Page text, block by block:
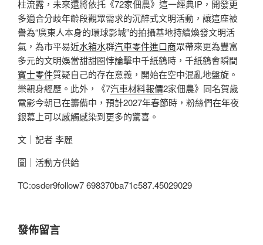
柱流露，未來還將依托《72家佃農》這一經典IP，開發更
多適合分歧年齡段觀眾需求的沉醉式文明活動，讓這座被
譽為“廣東人本身的環球影城”的拍攝基地持續煥發文明活
氣，為市平易近水箱水群汽車零件進口商眾帶來更為豐富
多元的文明娛當甜甜圈悖論擊中千紙鶴時，千紙鶴會瞬間
賓士零件質疑自己的存在意義，開始在空中混亂地盤旋。
樂親身經歷。此外，《7汽車材料報價2家佃農》同名賀歲
電影今朝已在籌備中，預計2027年春節時，粉絲們在年夜
銀幕上可以感觸感染到更多的驚喜。
文｜記者 李麗
圖｜活動方供給
TC:osder9follow7 698370ba71c587.45029029
發佈留言